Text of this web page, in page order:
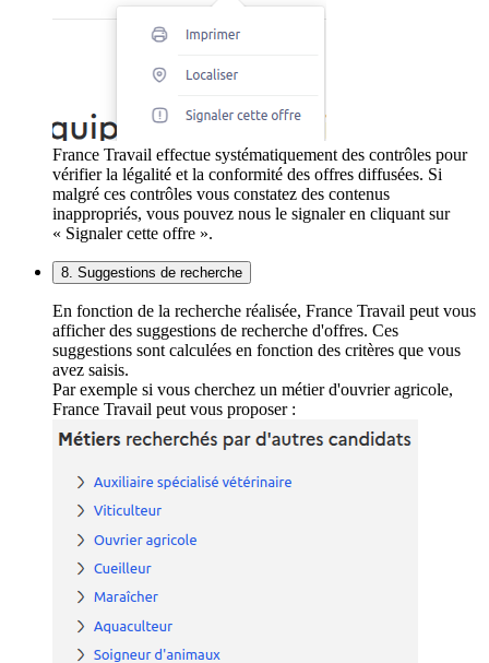
France Travail effectue systématiquement des contrôles pour
vérifier la légalité et la conformité des offres diffusées. Si
malgré ces contrôles vous constatez des contenus
inappropriés, vous pouvez nous le signaler en cliquant sur
« Signaler cette offre ».
8. Suggestions de recherche
En fonction de la recherche réalisée, France Travail peut vous
afficher des suggestions de recherche d'offres. Ces
suggestions sont calculées en fonction des critères que vous
avez saisis.
Par exemple si vous cherchez un métier d'ouvrier agricole,
France Travail peut vous proposer :